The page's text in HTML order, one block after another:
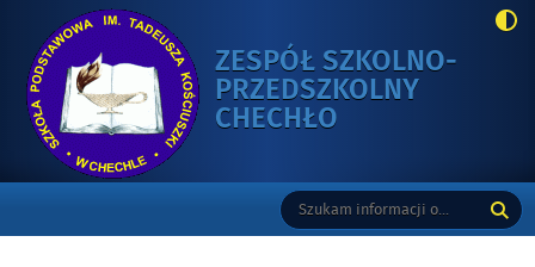
ZESPÓŁ SZKOLNO-
PRZEDSZKOLNY
CHECHŁO
ŚLĄSKA
W
MINI
Wyszukiwarka
Tutaj
wpisz
szukaną